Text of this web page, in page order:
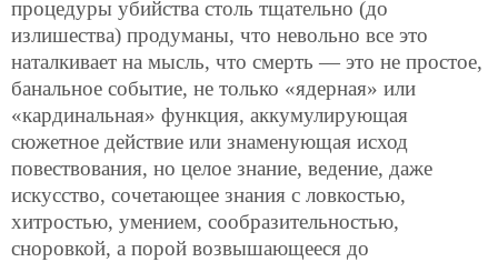
процедуры убийства столь тщательно (до
излишества) продуманы, что невольно все это
наталкивает на мысль, что смерть — это не простое,
банальное событие, не только «ядерная» или
«кардинальная» функция, аккумулирующая
сюжетное действие или знаменующая исход
повествования, но целое знание, ведение, даже
искусство, сочетающее знания с ловкостью,
хитростью, умением, сообразительностью,
сноровкой, а порой возвышающееся до